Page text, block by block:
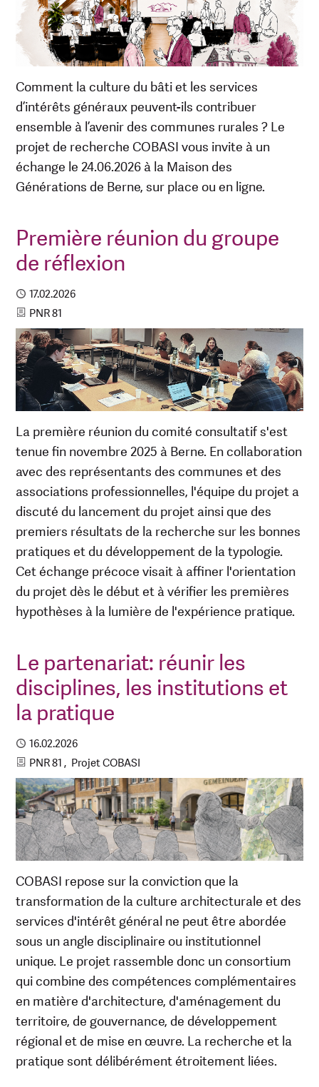
Comment la culture du bâti et les services
d’intérêts généraux peuvent-ils contribuer
ensemble à l’avenir des communes rurales ? Le
projet de recherche COBASI vous invite à un
échange le 24.06.2026 à la Maison des
Générations de Berne, sur place ou en ligne.
Première réunion du groupe
de réflexion
Published
17.02.2026
Category
PNR 81
La première réunion du comité consultatif s'est
tenue fin novembre 2025 à Berne. En collaboration
avec des représentants des communes et des
associations professionnelles, l'équipe du projet a
discuté du lancement du projet ainsi que des
premiers résultats de la recherche sur les bonnes
pratiques et du développement de la typologie.
Cet échange précoce visait à affiner l'orientation
du projet dès le début et à vérifier les premières
hypothèses à la lumière de l'expérience pratique.
Le partenariat: réunir les
disciplines, les institutions et
la pratique
Published
16.02.2026
Catégories
PNR 81 Projet COBASI
COBASI repose sur la conviction que la
transformation de la culture architecturale et des
services d'intérêt général ne peut être abordée
sous un angle disciplinaire ou institutionnel
unique. Le projet rassemble donc un consortium
qui combine des compétences complémentaires
en matière d'architecture, d'aménagement du
territoire, de gouvernance, de développement
régional et de mise en œuvre. La recherche et la
pratique sont délibérément étroitement liées.